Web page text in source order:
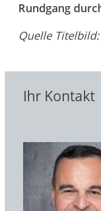
Rundgang
Quelle
Ihr Kontakt